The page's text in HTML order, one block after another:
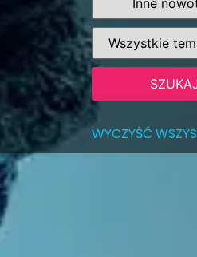
WYCZYŚĆ